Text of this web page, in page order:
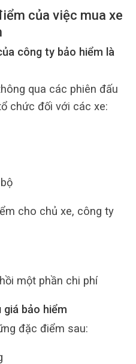
của việc mua xe
công ty bảo hiểm là
qua các phiên đấu
chức đối với các xe:
cho chủ xe, công ty
một phần chi phí
giá bảo hiểm
đặc điểm sau: